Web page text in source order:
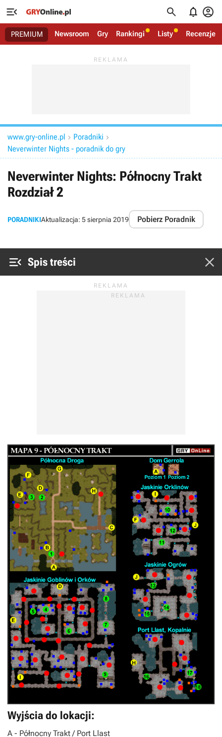
   
PREMIUM Newsroom Gry Rankingi Listy Recenzje
www.gry-online.pl  Poradniki 
Neverwinter Nights - poradnik do gry
Neverwinter Nights: Północny Trakt
Rozdział 2
PORADNIKIAktualizacja: 5 sierpnia 2019 Pobierz Poradnik
 Spis treści 
Wyjścia do lokacji:
A - Północny Trakt / Port Llast